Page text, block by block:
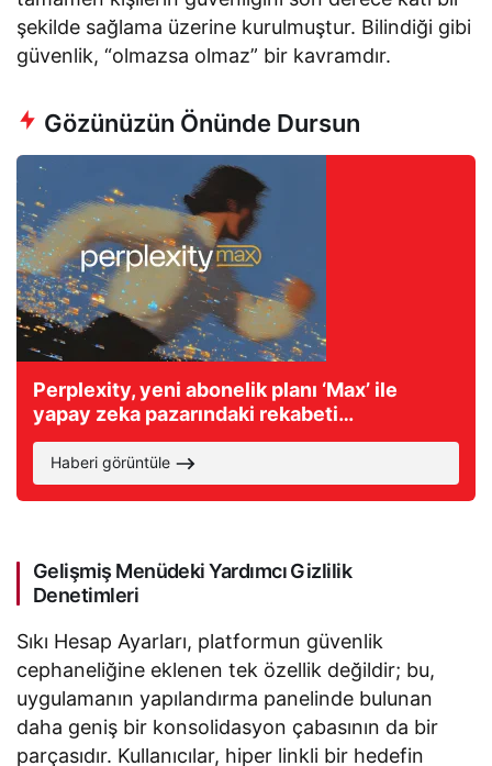
şekilde sağlama üzerine kurulmuştur. Bilindiği gibi
güvenlik, “olmazsa olmaz” bir kavramdır.
Gözünüzün Önünde Dursun
Perplexity, yeni abonelik planı ‘Max’ ile
yapay zeka pazarındaki rekabeti
alevlendirecek
Haberi görüntüle
Gelişmiş Menüdeki Yardımcı Gizlilik
Denetimleri
Sıkı Hesap Ayarları, platformun güvenlik
cephaneliğine eklenen tek özellik değildir; bu,
uygulamanın yapılandırma panelinde bulunan
daha geniş bir konsolidasyon çabasının da bir
parçasıdır. Kullanıcılar, hiper linkli bir hedefin